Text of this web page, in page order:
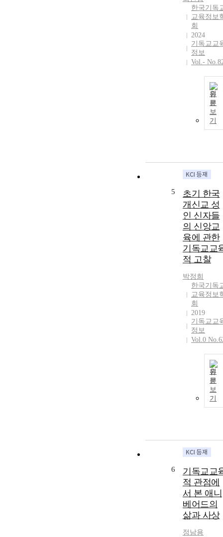
한국기독
교육정보
회
2024
기독교교
정보
Vol.-
원
문
보
기
5
초기 한국
개신교 성
인 신자들
의 신앙교
육에 관한
기독교교
적 고찰
박정희
한국기독
교육정보
회
2019
기독교교
정보
Vol.0
원
문
보
기
6
기독교교
적 관점에
서 본 애니
베어드의
삶과 사상
정남용